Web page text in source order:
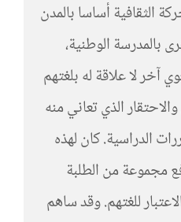
الثقافية أساسا بالمدن
بالمدرسة الوطنية،
آخر لا علاقة له بلغتهم
الذي تعاني منه
الدراسية. كان لهذه
مجموعة من الطلبة
للغتهم. وقد ساهم